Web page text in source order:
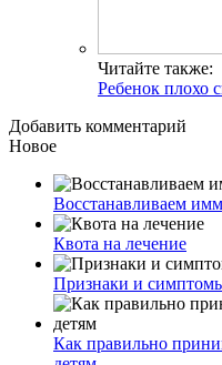
Читайте также:
Ребенок плохо
Добавить комментарий
Новое
Восстанавливаем
Квота на лечение
Признаки и
Как правильно